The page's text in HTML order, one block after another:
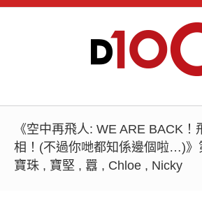
《空中再飛人: WE ARE BACK
相！(不過你哋都知係邊個啦…)》
寶珠 , 寶堅 , 囂 , Chloe , Nicky